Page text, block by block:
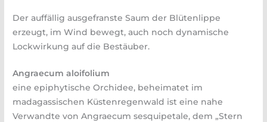
Der auffällig ausgefranste Saum der Blütenlippe
erzeugt, im Wind bewegt, auch noch dynamische
Lockwirkung auf die Bestäuber.
Angraecum aloifolium
eine epiphytische Orchidee, beheimatet im
madagassischen Küstenregenwald ist eine nahe
Verwandte von Angraecum sesquipetale, dem „Stern